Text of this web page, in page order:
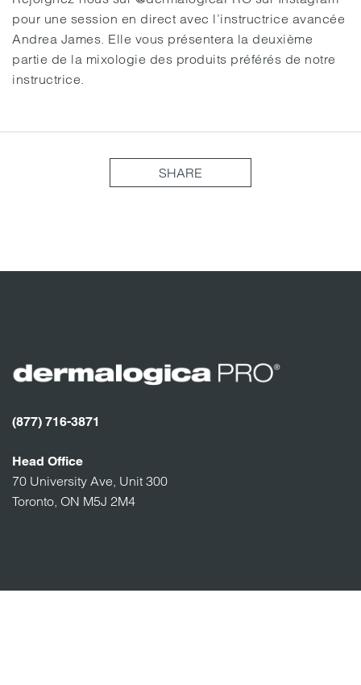
pour une session en direct avec l’instructrice avancée
Andrea James. Elle vous présentera la deuxième
partie de la mixologie des produits préférés de notre
instructrice.
SHARE
(877) 716-3871
Head Office
70 University Ave, Unit 300
Toronto, ON M5J 2M4